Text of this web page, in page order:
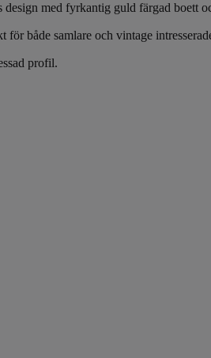
med fyrkantig guld färgad boett
både samlare och vintage
profil.